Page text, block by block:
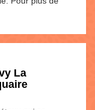
La